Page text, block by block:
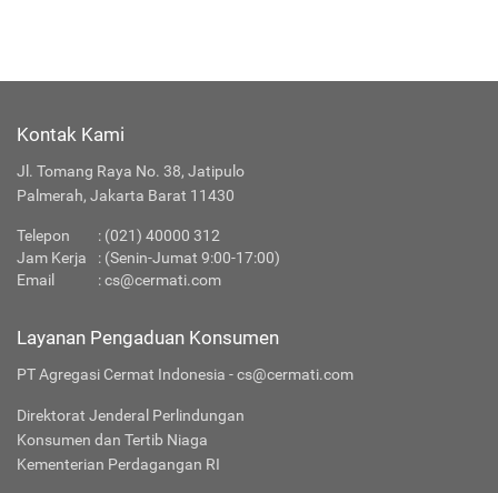
Kontak Kami
Jl. Tomang Raya No. 38, Jatipulo
Palmerah, Jakarta Barat 11430
Telepon : (021) 40000 312
Jam Kerja
: (Senin-Jumat 9:00-17:00)
Email
:cs@cermati.com
Layanan Pengaduan Konsumen
PT Agregasi Cermat Indonesia - cs@cermati.com
Direktorat Jenderal Perlindungan
Konsumen dan Tertib Niaga
Kementerian Perdagangan RI